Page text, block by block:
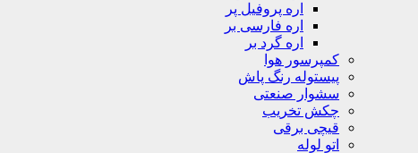
اره پروفیل پر
اره فارسی بر
اره گرد بر
کمپرسور هوا
پیستوله رنگ پاش
سشوار صنعتی
چکش تخریب
قیچی برقی
اتو لوله